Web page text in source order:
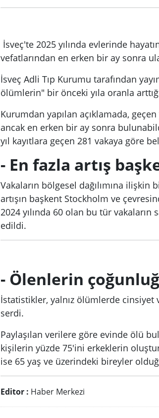
İsveç'te 2025 yılında evlerinde
vefatlarından en erken bir ay sonra
İsveç Adli Tıp Kurumu tarafından
ölümlerin" bir önceki yıla oranla
Kurumdan yapılan açıklamada,
ancak en erken bir ay sonra
yıl kayıtlara geçen 281 vakaya göre
- En fazla artış
Vakaların bölgesel dağılımına ilişkin
artışın başkent Stockholm ve
2024 yılında 60 olan bu tür vakaların
edildi.
- Ölenlerin
İstatistikler, yalnız ölümlerde
serdi.
Paylaşılan verilere göre evinde ölü
kişilerin yüzde 75'ini erkeklerin
ise 65 yaş ve üzerindeki bireyler
Editor : Haber Merkezi